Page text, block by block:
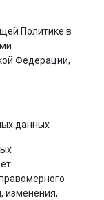
Политике в
Федерации,
данных
изменения,